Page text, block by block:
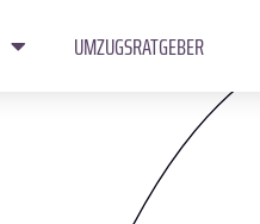
UMZUGSRATGEBER